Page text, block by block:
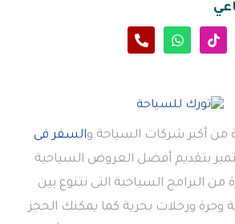
من أكبر شركات السياحة والسفر فى
بتقديم أفضل العروض السياحية
البرامج السياحية التى تتنوع بين
ورحلات بحرية كما يمكنك الحجز